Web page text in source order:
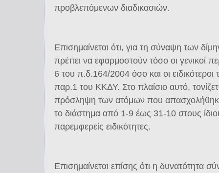
προβλεπόμενων διαδικασιών.
Επισημαίνεται ότι, για τη σύναψη των
πρέπει να εφαρμοστούν τόσο οι γενικοί
6 του π.δ.164/2004 όσο και οι
παρ.1 του ΚΚΔΥ. Στο πλαίσιο αυτό,
πρόσληψη των ατόμων που
το διάστημα από 1-9 έως 31-10 στους
παρεμφερείς ειδικότητες.
Επισημαίνεται επίσης ότι η δυνατότητα